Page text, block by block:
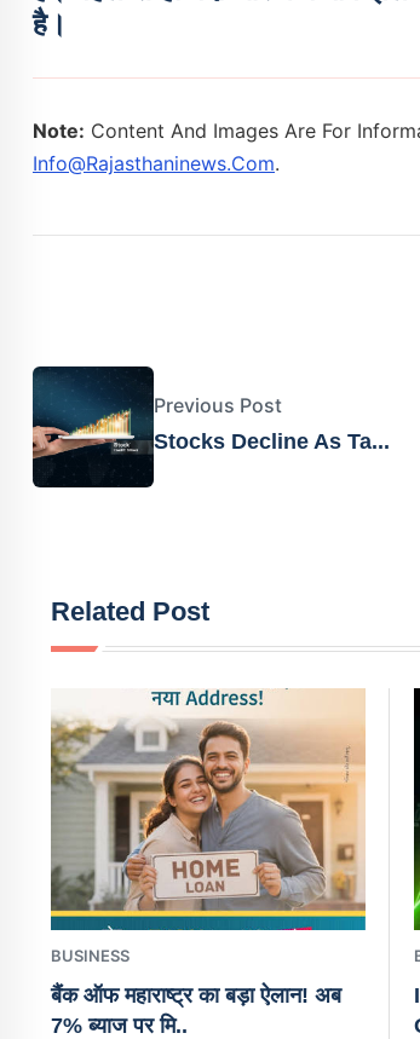
है।
Note: Content And Images Are For
Info@rajasthaninews.com.
Previous Post
Stocks Decline As Ta...
Related Post
BUSINESS
बैंक ऑफ महाराष्ट्र का बड़ा ऐलान! अब
7% ब्याज पर मि..